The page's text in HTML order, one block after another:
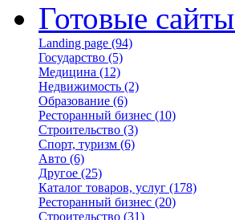
Готовые сайты
Landing page (94)
Государство (5)
Медицина (12)
Недвижимость (2)
Образование (6)
Ресторанный бизнес (10)
Строительство (3)
Спорт, туризм (6)
Авто (6)
Другое (25)
Каталог товаров, услуг (178)
Ресторанный бизнес (20)
Строительство (31)